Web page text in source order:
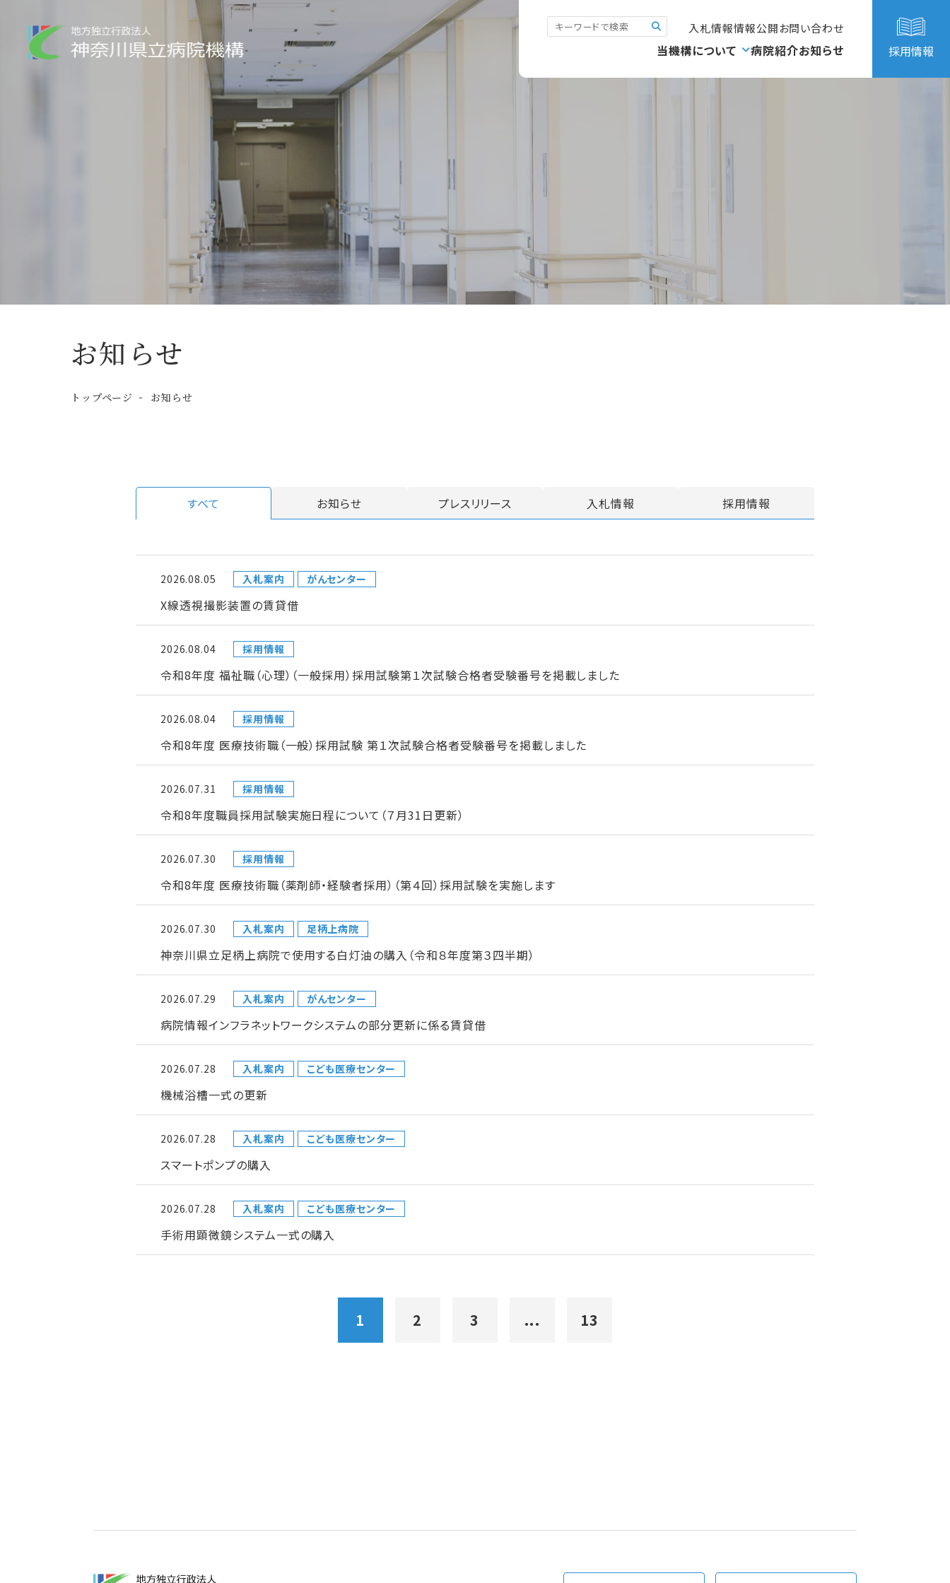
入札情報情報公開お問い合わせ
当機構について 病院紹介お知らせ 採用情報
お知らせ
トップページ お知らせ
すべて お知らせ プレスリリース 入札情報 採用情報
2026.08.05 入札案内 がんセンター
X線透視撮影装置の賃貸借
2026.08.04 採用情報
令和8年度 福祉職（心理）（一般採用）採用試験第１次試験合格者受験番号を掲載しました
2026.08.04 採用情報
令和8年度 医療技術職（一般）採用試験 第１次試験合格者受験番号を掲載しました
2026.07.31 採用情報
令和8年度職員採用試験実施日程について（７月31日更新）
2026.07.30 採用情報
令和8年度 医療技術職（薬剤師・経験者採用）（第４回）採用試験を実施します
2026.07.30 入札案内 足柄上病院
神奈川県立足柄上病院で使用する白灯油の購入（令和８年度第３四半期）
2026.07.29 入札案内 がんセンター
病院情報インフラネットワークシステムの部分更新に係る賃貸借
2026.07.28 入札案内 こども医療センター
機械浴槽一式の更新
2026.07.28 入札案内 こども医療センター
スマートポンプの購入
2026.07.28 入札案内 こども医療センター
手術用顕微鏡システム一式の購入
1 2 3 ... 13